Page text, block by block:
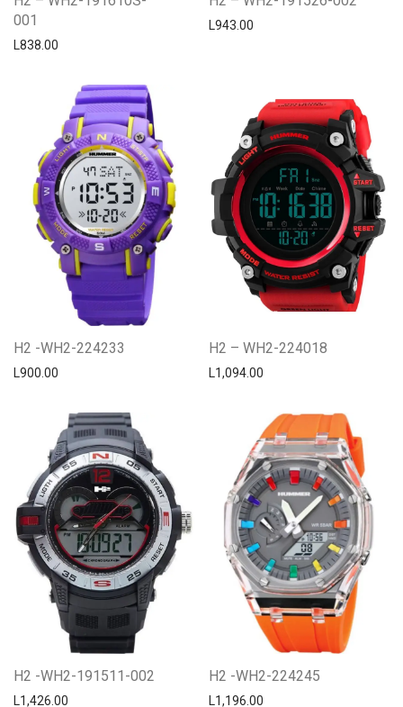
001
L838.00
L943.00
H2 -WH2-224233
L900.00
H2 – WH2-224018
L1,094.00
H2 -WH2-191511-002
L1,426.00
H2 -WH2-224245
L1,196.00